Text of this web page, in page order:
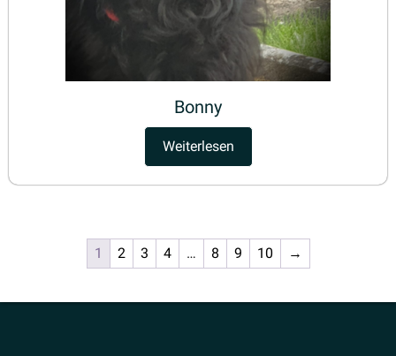
Bonny
Weiterlesen
1 2 3 4 … 8 9 10 →